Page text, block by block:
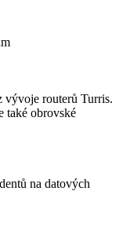
vývoje routerů Turris.
také obrovské
na datových